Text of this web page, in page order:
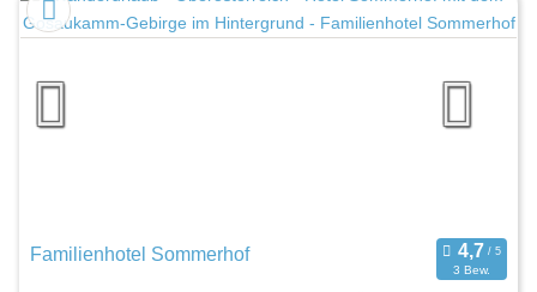
Familienhotel Sommerhof
3 Bew.